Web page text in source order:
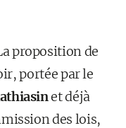
proposition de
portée par le
et déjà
des lois,